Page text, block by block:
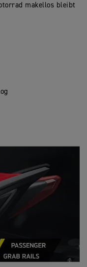
makellos bleibt